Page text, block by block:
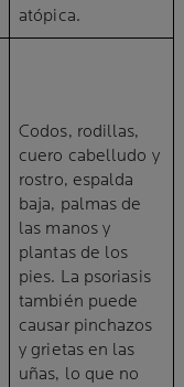
atópica.
Codos, rodillas,
cuero cabelludo y
rostro, espalda
baja, palmas de
las manos y
plantas de los
pies. La psoriasis
también puede
causar pinchazos
y grietas en las
uñas, lo que no